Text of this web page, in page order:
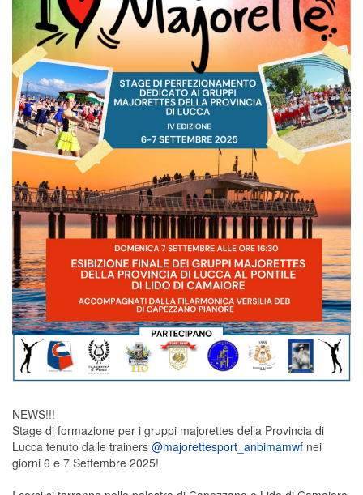
NEWS!!!
Stage di formazione per i gruppi majorettes della Provincia di
Lucca tenuto dalle trainers @majorettesport_anbimamwf nei
giorni 6 e 7 Settembre 2025!